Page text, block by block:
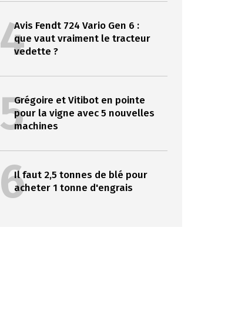
4Avis Fendt 724 Vario Gen 6 :
que vaut vraiment le tracteur
vedette ?
5Grégoire et Vitibot en pointe
pour la vigne avec 5 nouvelles
machines
6Il faut 2,5 tonnes de blé pour
acheter 1 tonne d'engrais